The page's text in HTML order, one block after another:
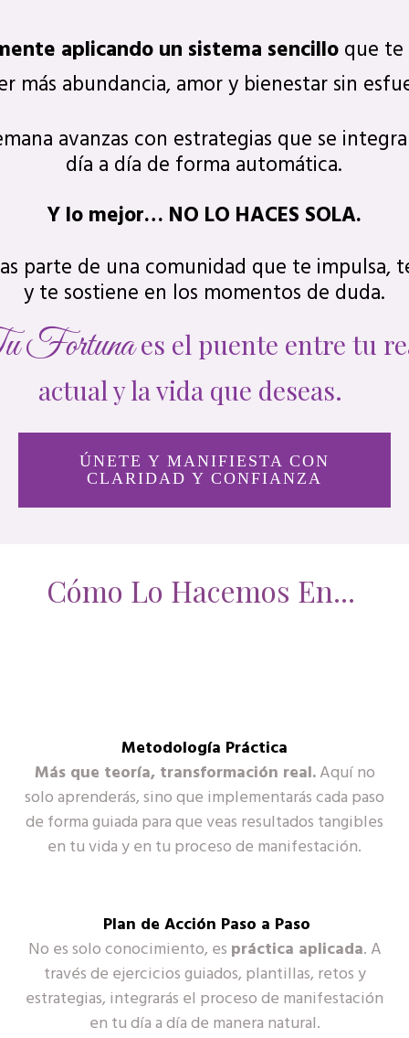
aplicando un sistema sencilloque te
más abundancia, amor y bienestar sin
avanzas con estrategias que se
día a día de forma automática.
Y lo mejor… NO LO HACES SOLA.
parte de una comunidad que te impulsa,
y te sostiene en los momentos de duda.
Fortunaes el puente entre tu
actual y la vida que deseas.
ÚNETE Y MANIFIESTA CON
CLARIDAD Y CONFIANZA
Cómo Lo Hacemos En...
Metodología Práctica
Más que teoría, transformación real.Aquí no
solo aprenderás, sino que implementarás cada paso
de forma guiada para que veas resultados tangibles
en tu vida y en tu proceso de manifestación.
Plan de Acción Paso a Paso
No es solo conocimiento, es práctica aplicada. A
través de ejercicios guiados, plantillas, retos y
estrategias, integrarás el proceso de manifestación
en tu día a día de manera natural.